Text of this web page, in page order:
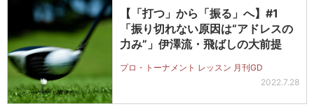
【「打つ」から「振る」へ】#1
「振り切れない原因は“アドレスの
力み”」伊澤流・飛ばしの大前提
プロ・トーナメント レッスン 月刊GD
2022.7.28